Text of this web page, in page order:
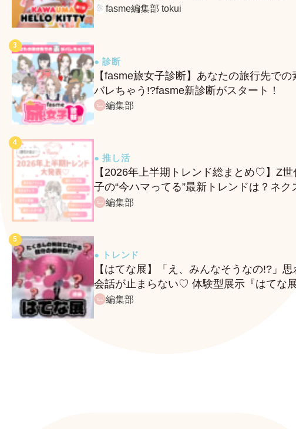
ー＆グッズをレポ！
fasme編集部 tokui
● 診断
【fasme旅女子診断】あなたの旅行先での
バレちゃう!?fasme新診断がスタート！
編集部
● 推し活
【2026年上半期トレンド総まとめ♡】Z世
子の“今ハマってる”最新トレンドは？ネク
バズ予報もチェック♪
編集部
● トレンド
【はてな展】「え、みんなそうなの!?」思
会話が止まらない♡ 体験型展示『はてな展
に行ってきたレポ
編集部